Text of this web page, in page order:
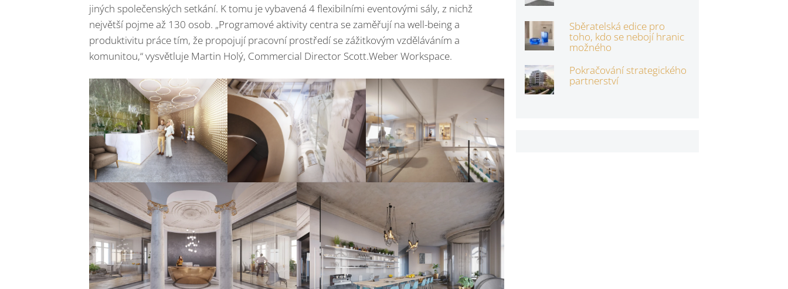
jiných společenských setkání. K tomu je vybavená 4 flexibilními eventovými sály, z nichž
největší pojme až 130 osob. „Programové aktivity centra se zaměřují na well-being a
produktivitu práce tím, že propojují pracovní prostředí se zážitkovým vzděláváním a
komunitou,“ vysvětluje Martin Holý, Commercial Director Scott.Weber Workspace.
Sběratelská edice pro
toho, kdo se nebojí hranic
možného
Pokračování strategického
partnerství